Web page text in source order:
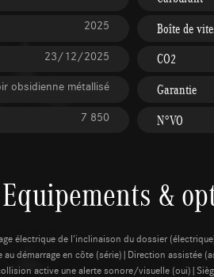
2025
23/12/2025
obsidienne métallisé
7 850
Boîte de
CO2
Garantie
N°VO
Equipements &
électrique de l'inclinaison du dossier
démarrage en côte (série)|Direction assistée
active une alerte sonore/visuelle